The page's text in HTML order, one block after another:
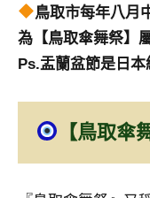
各
發
表
主
鳥取市每年八月
為【鳥取傘舞祭】
Ps.盂蘭盆節是日本
【鳥取傘